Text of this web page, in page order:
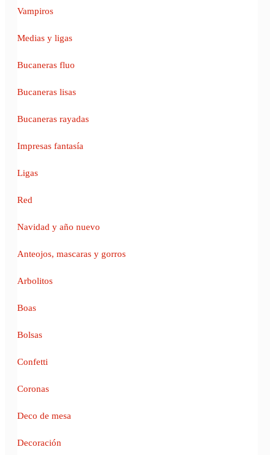
Vampiros
Medias y ligas
Bucaneras fluo
Bucaneras lisas
Bucaneras rayadas
Impresas fantasía
Ligas
Red
Navidad y año nuevo
Anteojos, mascaras y gorros
Arbolitos
Boas
Bolsas
Confetti
Coronas
Deco de mesa
Decoración